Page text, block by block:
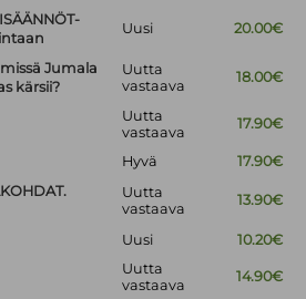
Uusi 20.00€
Jumala
kärsii?
Uutta
vastaava
18.00€
Uutta
vastaava
17.90€
Hyvä
17.90€
Uutta
vastaava
13.90€
Uusi 10.20€
Uutta
vastaava
14.90€